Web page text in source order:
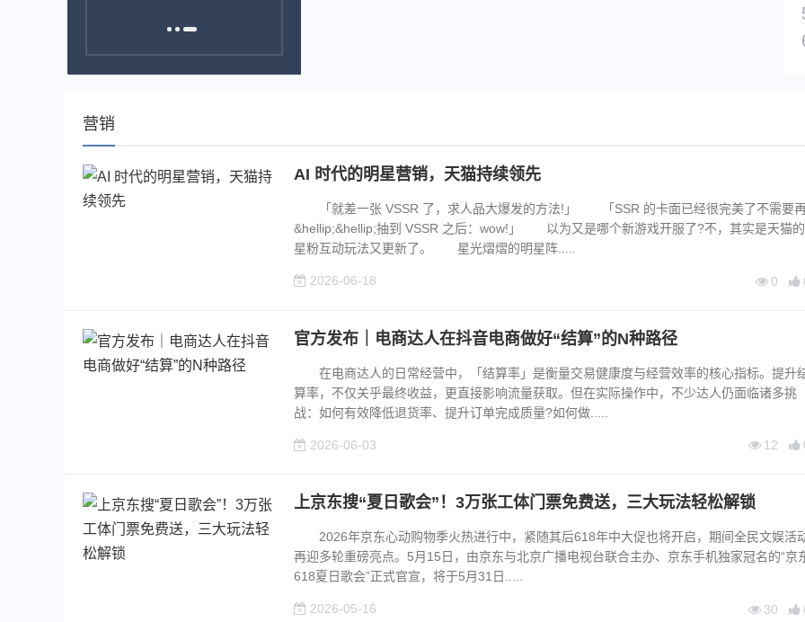
营销
AI 时代的明星营销，天猫持续领先
「就差一张 VSSR 了，求人品大爆发的方法!」 「SSR 的卡面已经很完美了不需要
&hellip;&hellip;抽到 VSSR 之后：wow!」 以为又是哪个新游戏开服了?不，其实是天猫的
星粉互动玩法又更新了。 星光熠熠的明星阵.....
2026-06-18 0
官方发布｜电商达人在抖音电商做好“结算”的N种路径
在电商达人的日常经营中，「结算率」是衡量交易健康度与经营效率的核心指标。提升
算率，不仅关乎最终收益，更直接影响流量获取。但在实际操作中，不少达人仍面临诸多挑
战：如何有效降低退货率、提升订单完成质量?如何做.....
2026-06-03 12
上京东搜“夏日歌会”！3万张工体门票免费送，三大玩法轻松解锁
2026年京东心动购物季火热进行中，紧随其后618年中大促也将开启，期间全民文娱活
再迎多轮重磅亮点。5月15日，由京东与北京广播电视台联合主办、京东手机独家冠名的“京
618夏日歌会”正式官宣，将于5月31日.....
2026-05-16 30